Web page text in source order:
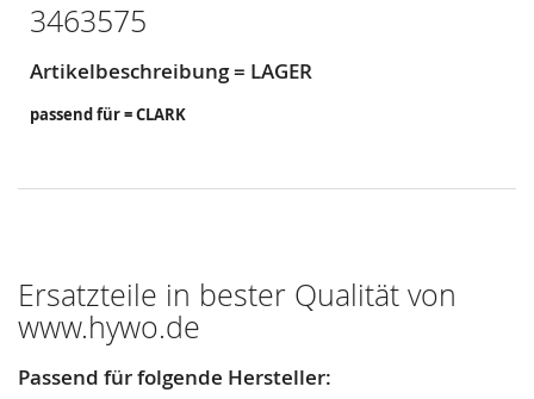
3463575
Artikelbeschreibung = LAGER
passend für = CLARK
Ersatzteile in bester Qualität von
www.hywo.de
Passend für folgende Hersteller: